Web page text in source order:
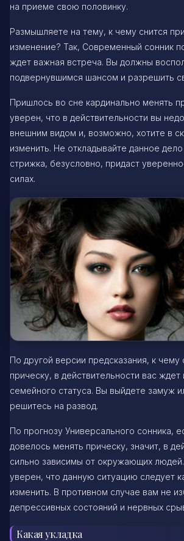
на приеме свою половинку.
Размышляете на тему, к чему снится
изменение? Так, Современный сонник
ждет важная встреча. Вы должны
подвернувшимся шансом и разрешить
Пришлось во сне кардинально менять
уверен, что в действительности вы
внешним видом и, возможно, хотите в
изменить. Не откладывайте данное
стрижка, безусловно, придаст
силах.
По другой версии предсказания, к чему
прическу, в действительности вас
семейного статуса. Вы выйдете замуж
решитесь на развод.
По прогнозу Универсального сонника,
довелось менять прическу, значит, в
сильно зависимы от окружающих
уверен, что данную ситуацию следует
изменить. В противном случае вам не
депрессивных состояний и нервных
Какая укладка